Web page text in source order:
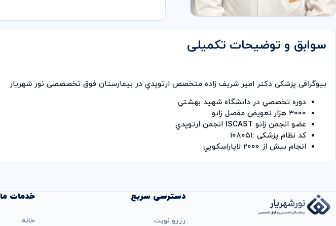
سوابق و توضیحات تکمیلی
بیوگرافی پزشکی دكتر امير شريف زاده متخصص ارتوپدي در بیمارستان فوق تخصصصی نور شهریار
دوره تخصصي در دانشگاه شهيد بهشتي
۳۰۰۰ هزار تعويض مفصل زانو
عضو انجمن زانو ISCAST انجمن ارتوپدي
کد نظام پزشکی :۱۰۸۰۵۱
انجام بيش از ۲۰۰۰ لاپاراسكوپي
دسترسی سریع
رزرو نوبت
خدمات ما
خانه